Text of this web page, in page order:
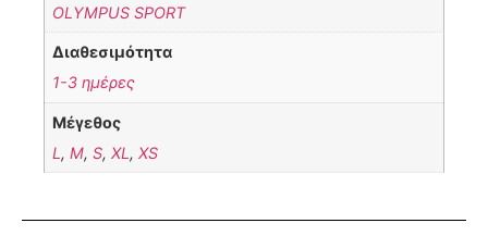
OLYMPUS SPORT
Διαθεσιμότητα
1-3 ημέρες
Μέγεθος
L ,M,S,XL ,XS